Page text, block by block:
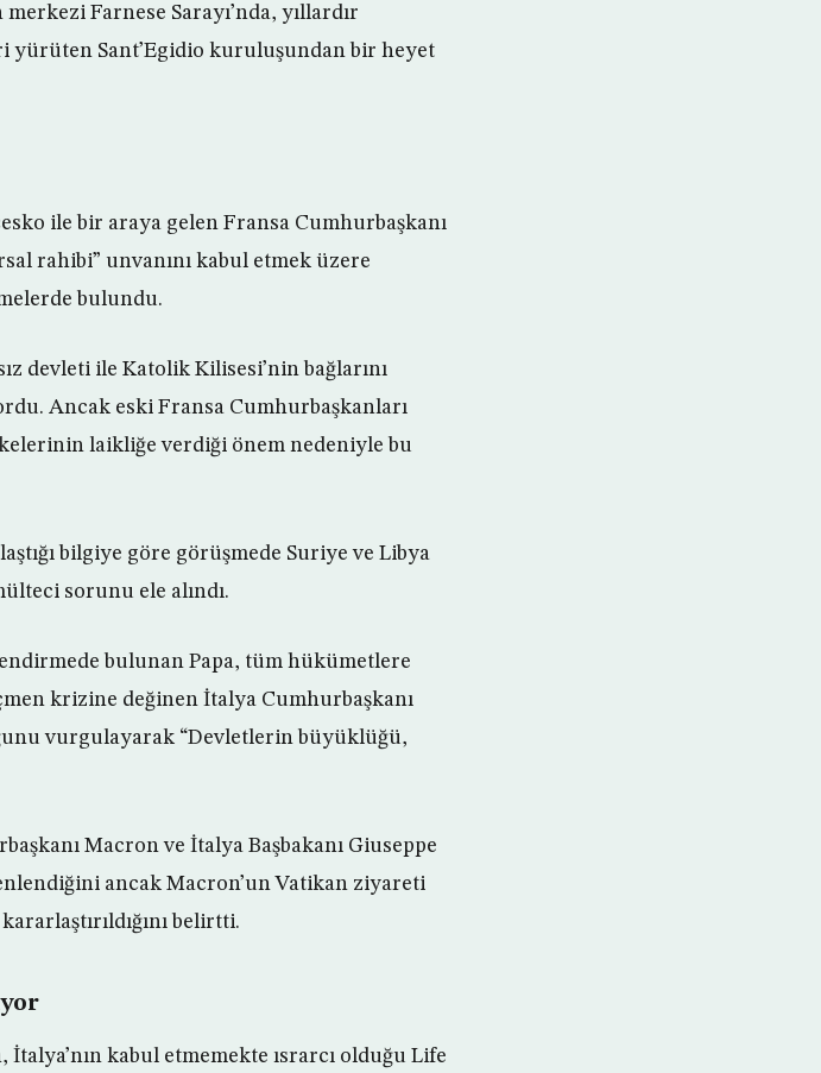
Farnese Sarayı’nda, yıllardır
yürüten Sant’Egidio kuruluşundan bir heyet
ile bir araya gelen Fransa Cumhurbaşkanı
rahibi” unvanını kabul etmek üzere
bulundu.
devleti ile Katolik Kilisesi’nin bağlarını
Ancak eski Fransa Cumhurbaşkanları
laikliğe verdiği önem nedeniyle bu
bilgiye göre görüşmede Suriye ve Libya
sorunu ele alındı.
bulunan Papa, tüm hükümetlere
krizine değinen İtalya Cumhurbaşkanı
vurgulayarak “Devletlerin büyüklüğü,
Macron ve İtalya Başbakanı Giuseppe
ancak Macron’un Vatikan ziyareti
belirtti.
kabul etmemekte ısrarcı olduğu Life